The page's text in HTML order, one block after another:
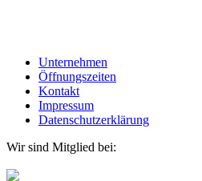
Unternehmen
Öffnungszeiten
Kontakt
Impressum
Datenschutzerklärung
Wir sind Mitglied bei: